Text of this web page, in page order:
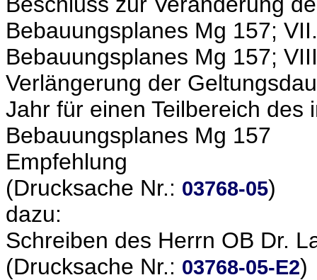
Bebauungsplanes Mg 157;
Bebauungsplanes Mg 157;
Verlängerung der
Jahr für einen Teilbereich des
Bebauungsplanes Mg 157
Empfehlung
(Drucksache Nr.: 03768-05)
dazu:
Schreiben des Herrn OB Dr.
(Drucksache Nr.: 03768-05-E2)